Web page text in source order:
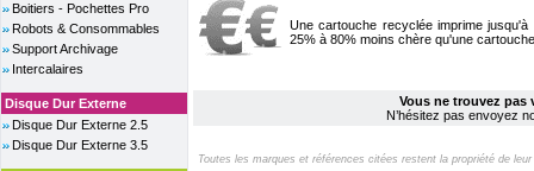
Boitiers - Pochettes Pro
Robots & Consommables
Support Archivage
Intercalaires
Disque Dur Externe
Disque Dur Externe 2.5
Disque Dur Externe 3.5
Une cartouche recyclée imprime
25% à 80% moins chère qu'une
Vous ne trouvez pas
N’hésitez pas envoyez
Toutes les marques et références citées restent la propriété de